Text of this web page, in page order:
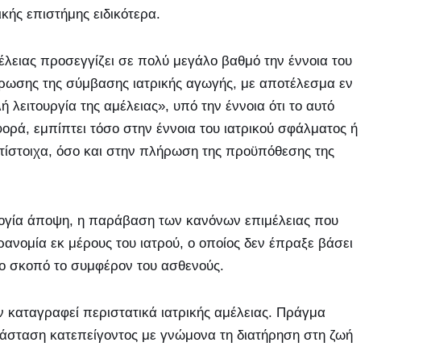
επιστήμης ειδικότερα.
προσεγγίζει σε πολύ μεγάλο βαθμό την έννοια του
της σύμβασης ιατρικής αγωγής, με αποτέλεσμα εν
της αμέλειας», υπό την έννοια ότι το αυτό
εμπίπτει τόσο στην έννοια του ιατρικού σφάλματος ή
όσο και στην πλήρωση της προϋπόθεσης της
άποψη, η παράβαση των κανόνων επιμέλειας που
εκ μέρους του ιατρού, ο οποίος δεν έπραξε βάσει
σκοπό το συμφέρον του ασθενούς.
περιστατικά ιατρικής αμέλειας. Πράγμα
κατεπείγοντος με γνώμονα τη διατήρηση στη ζωή